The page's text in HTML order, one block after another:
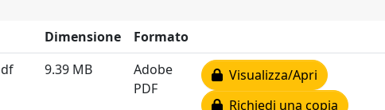
Dimensione
Formato
9.39 MB
Adobe
PDF
Visualizza/Apri
Richiedi una copia